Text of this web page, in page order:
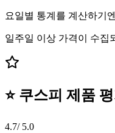
요일별 통계를 계산하기
일주일 이상 가격이 수집
⭐ 쿠스피 제품
4.7/ 5.0